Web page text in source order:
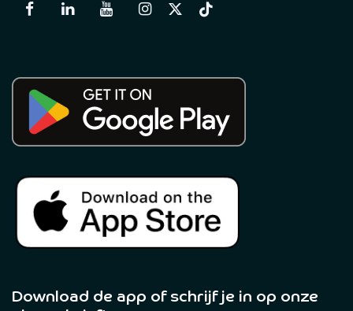
Download de app of schrijf je in op onze